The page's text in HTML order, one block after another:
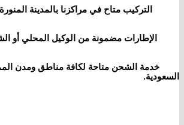
التركيب متاح في مراكزنا بالمدينة
الإطارات مضمونة من الوكيل المحلي أو
خدمة الشحن متاحة لكافة مناطق ومدن
السعودية.